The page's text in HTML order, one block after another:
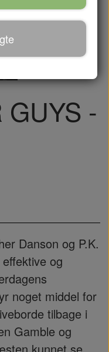
GUYS -
Danson og P.K.
og
noget middel for
tilbage i
Gamble og